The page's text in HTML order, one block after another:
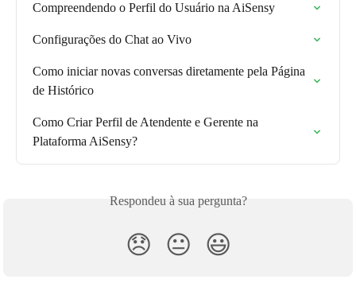
Compreendendo o Perfil do Usuário na AiSensy
Configurações do Chat ao Vivo
Como iniciar novas conversas diretamente pela Página
de Histórico
Como Criar Perfil de Atendente e Gerente na
Plataforma AiSensy?
Respondeu à sua pergunta?
😞 😐 😃